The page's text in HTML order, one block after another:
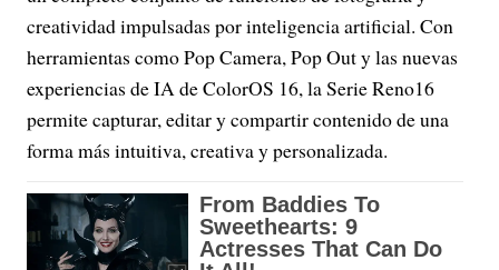
creatividad impulsadas por inteligencia artificial. Con
herramientas como Pop Camera, Pop Out y las nuevas
experiencias de IA de ColorOS 16, la Serie Reno16
permite capturar, editar y compartir contenido de una
forma más intuitiva, creativa y personalizada.